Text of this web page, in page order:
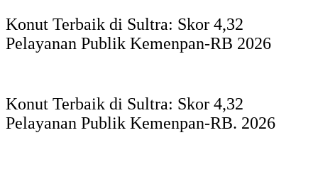
Konut Terbaik di Sultra: Skor 4,32
Pelayanan Publik Kemenpan-RB 2026
Konut Terbaik di Sultra: Skor 4,32
Pelayanan Publik Kemenpan-RB. 2026